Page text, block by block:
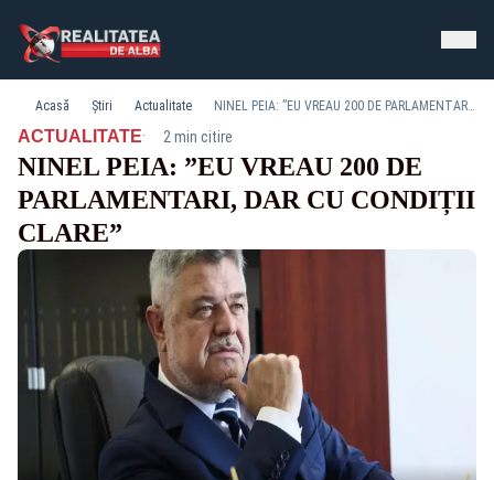
Acasă Știri Actualitate NINEL PEIA: ”EU VREAU 200 DE PARLAMENTARI, DAR CU CONDIȚII CLARE”
ACTUALITATE· 2 min citire
NINEL PEIA: ”EU VREAU 200 DE
PARLAMENTARI, DAR CU CONDIȚII
CLARE”